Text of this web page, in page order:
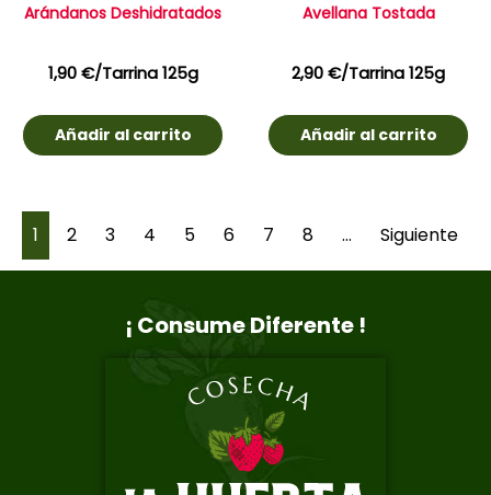
Arándanos Deshidratados
1,90€/Tarrina 125g
Añadir al carrito
Avellana Tostada
2,90€/Tarrina 125g
Añadir al carrito
1 2 3 4 5 6 7 8 … Siguiente
¡ Consume Diferente !